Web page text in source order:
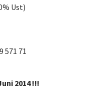
Ust)
571 71
2014 !!!